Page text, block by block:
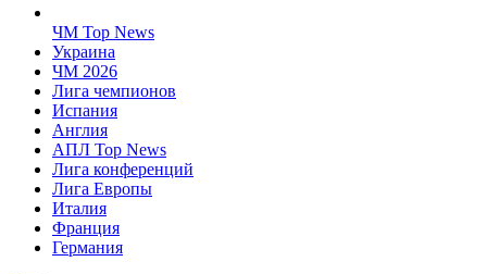
ЧМ Top News
Украина
ЧМ 2026
Лига чемпионов
Испания
Англия
АПЛ Top News
Лига конференций
Лига Европы
Италия
Франция
Германия